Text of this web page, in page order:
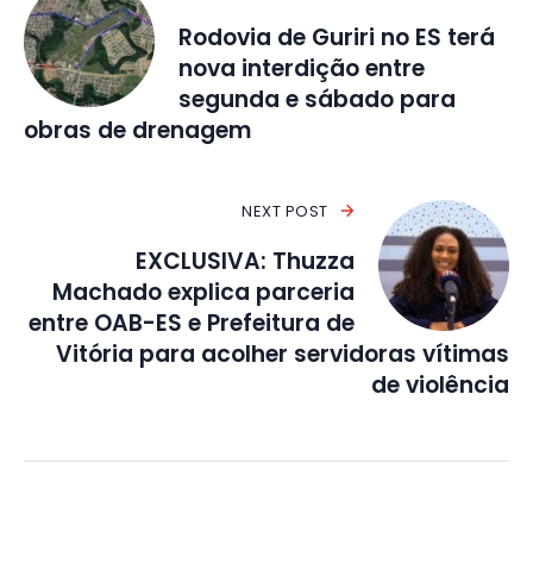
Rodovia de Guriri no ES terá
nova interdição entre
segunda e sábado para
obras de drenagem
NEXT POST
EXCLUSIVA: Thuzza
Machado explica parceria
entre OAB-ES e Prefeitura de
Vitória para acolher servidoras vítimas
de violência